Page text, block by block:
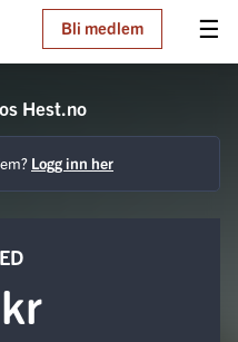
☰
Bli medlem
Hest.no
Logg inn her